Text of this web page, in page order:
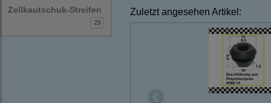
Zellkautschuk-Streifen
25
Zuletzt angesehen Artikel: